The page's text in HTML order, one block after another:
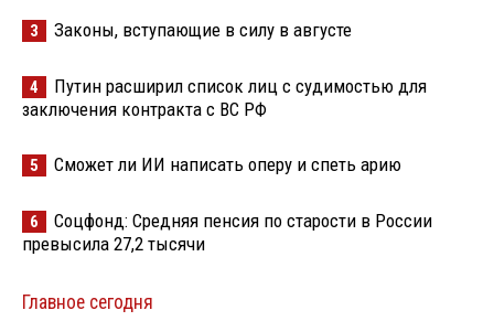
3 Законы, вступающие в силу в августе
4
Путин расширил список лиц с судимостью для
заключения контракта с ВС РФ
5 Сможет ли ИИ написать оперу и спеть арию
6
Соцфонд: Средняя пенсия по старости в России
превысила 27,2 тысячи
Главное сегодня